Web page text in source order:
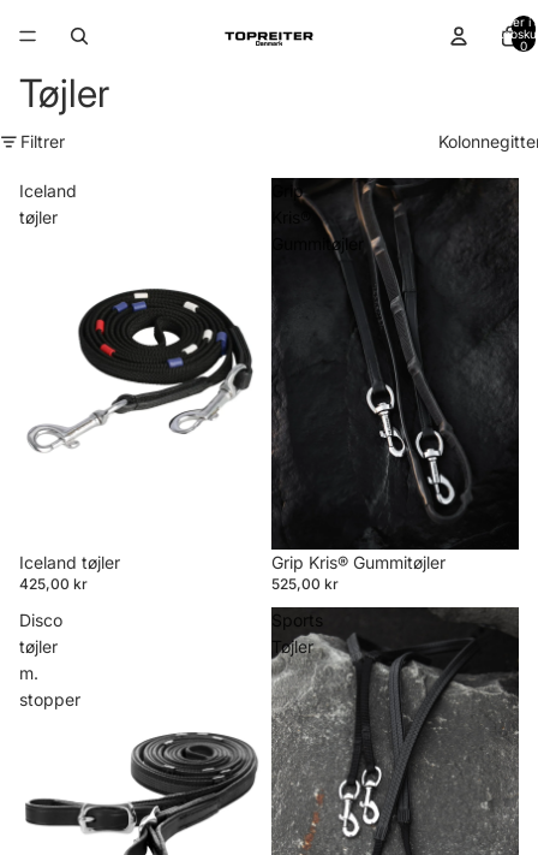
Varer i
0
Tøjler
Filtrer
Iceland
tøjler
Iceland tøjler
425,00 kr
Grip
Gummitøjler
Grip Kris® Gummitøjler
525,00 kr
Disco
tøjler
m.
stopper
Sports
Tøjler